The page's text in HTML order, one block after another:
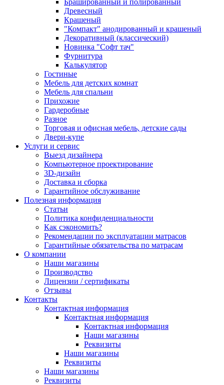
Брашированный и полированный
Древесный
Крашеный
"Компакт" анодированный и крашеный
Декоративный (классический)
Новинка "Софт тач"
Фурнитура
Калькулятор
Гостиные
Мебель для детских комнат
Мебель для спальни
Прихожие
Гардеробные
Разное
Торговая и офисная мебель, детские сады
Двери-купе
Услуги и сервис
Выезд дизайнера
Компьютерное проектирование
3D-дизайн
Доставка и сборка
Гарантийное обслуживание
Полезная информация
Статьи
Политика конфиденциальности
Как сэкономить?
Рекомендации по эксплуатации матрасов
Гарантийные обязательства по матрасам
О компании
Наши магазины
Производство
Лицензии / сертификаты
Отзывы
Контакты
Контактная информация
Контактная информация
Контактная информация
Наши магазины
Реквизиты
Наши магазины
Реквизиты
Наши магазины
Реквизиты